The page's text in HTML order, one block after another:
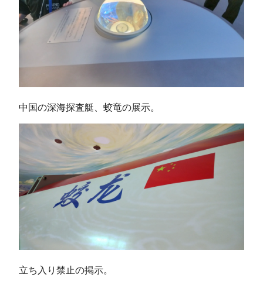
中国の深海探査艇、蛟竜の展示。
立ち入り禁止の掲示。